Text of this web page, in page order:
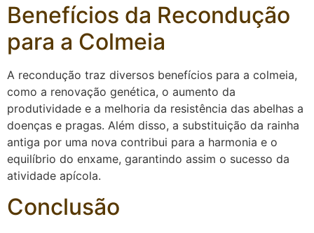
Benefícios da Recondução
para a Colmeia
A recondução traz diversos benefícios para a colmeia,
como a renovação genética, o aumento da
produtividade e a melhoria da resistência das abelhas a
doenças e pragas. Além disso, a substituição da rainha
antiga por uma nova contribui para a harmonia e o
equilíbrio do enxame, garantindo assim o sucesso da
atividade apícola.
Conclusão